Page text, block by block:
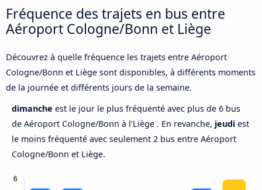
Fréquence des trajets en bus entre
Aéroport Cologne/Bonn et Liège
Découvrez à quelle fréquence les trajets entre Aéroport
Cologne/Bonn et Liège sont disponibles, à différents moments
de la journée et différents jours de la semaine.
dimanche est le jour le plus fréquenté avec plus de 6 bus
de Aéroport Cologne/Bonn à l’Liège . En revanche, jeudi est
le moins fréquenté avec seulement 2 bus entre Aéroport
Cologne/Bonn et Liège.